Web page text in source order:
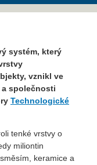
systém, který
vznikl ve
a společnosti
Technologické
tenké vrstvy o
miliontin
keramice a